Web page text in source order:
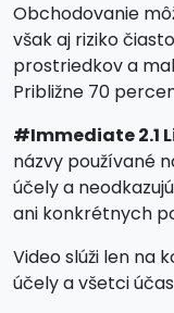
Obchodovanie
však aj riziko
prostriedkov a
Približne 70
#Immediate 2.1
názvy používané
účely a
ani konkrétnych
Video slúži len na
účely a všetci